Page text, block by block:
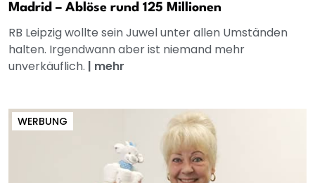
Madrid – Ablöse rund 125 Millionen
RB Leipzig wollte sein Juwel unter allen Umständen
halten. Irgendwann aber ist niemand mehr
unverkäuflich. | mehr
WERBUNG